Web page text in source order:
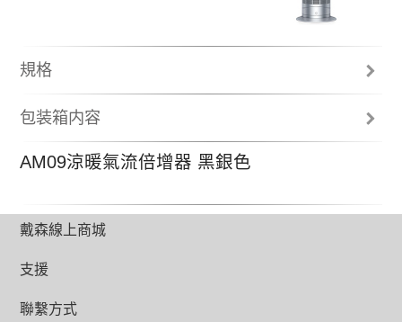
規格
最高風速
包装箱内容
使用說明
2年零件及人工保固
AM09涼暖氣流倍增器 黑銀色
戴森線上商城
支援
聯繫方式